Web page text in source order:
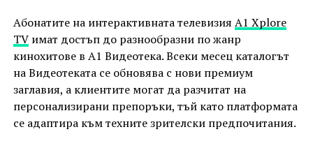
Абонатите на интерактивната телевизия А1 Xplore
TVимат достъп до разнообразни по жанр
кинохитове в А1 Видеотека. Всеки месец каталогът
на Видеотеката се обновява с нови премиум
заглавия, а клиентите могат да разчитат на
персонализирани препоръки, тъй като платформата
се адаптира към техните зрителски предпочитания.